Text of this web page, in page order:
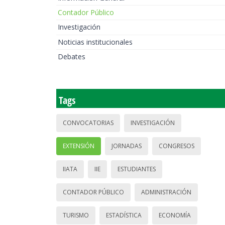
Contador Público
Investigación
Noticias institucionales
Debates
Tags
CONVOCATORIAS INVESTIGACIÓN
EXTENSIÓN JORNADAS CONGRESOS
IIATA IIE ESTUDIANTES
CONTADOR PÚBLICO ADMINISTRACIÓN
TURISMO ESTADÍSTICA ECONOMÍA